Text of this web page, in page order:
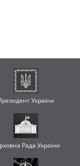
України
Рада України